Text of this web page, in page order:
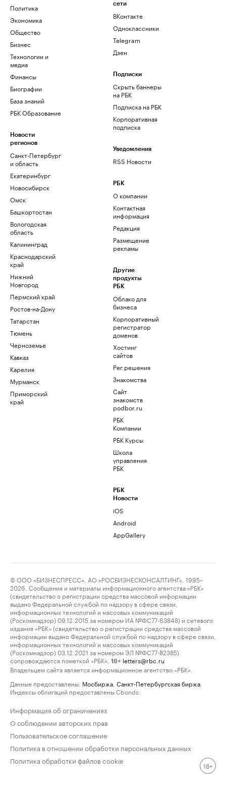
Политика
Экономика
Общество
Бизнес
Технологии и
медиа
Финансы
Биографии
База знаний
РБК Образование
Новости
регионов
Санкт-Петербург
и область
Екатеринбург
Новосибирск
Омск
Башкортостан
Вологодская
область
Калининград
Краснодарский
край
Нижний
Новгород
Пермский край
Ростов-на-Дону
Татарстан
Тюмень
Черноземье
Кавказ
Карелия
Мурманск
Приморский
край
сети
ВКонтакте
Одноклассники
Telegram
Дзен
Подписки
Скрыть баннеры
на РБК
Подписка на РБК
Корпоративная
подписка
Уведомления
RSS Новости
РБК
О компании
Контактная
информация
Редакция
Размещение
рекламы
Другие
продукты
РБК
Облако для
бизнеса
Корпоративный
регистратор
доменов
Хостинг
сайтов
Рег.решения
Знакомства
Сайт
знакомств
podbor.ru
РБК
Компании
РБК Курсы
Школа
управления
РБК
РБК
Новости
iOS
Android
AppGallery
© ООО «БИЗНЕСПРЕСС», АО «РОСБИЗНЕСКОНСАЛТИНГ», 1995–
2026. Сообщения и материалы информационного агентства «РБК»
(свидетельство о регистрации средства массовой информации
выдано Федеральной службой по надзору в сфере связи,
информационных технологий и массовых коммуникаций
(Роскомнадзор) 09.12.2015 за номером ИА №ФС77-63848) и сетевого
издания «РБК» (свидетельство о регистрации средства массовой
информации выдано Федеральной службой по надзору в сфере связи,
информационных технологий и массовых коммуникаций
(Роскомнадзор) 03.12.2021 за номером ЭЛ №ФС77-82385)
сопровождаются пометкой «РБК».
18+ letters@rbc.ru
Владельцем сайта является информационное агентство «РБК».
Данные предоставлены: Мосбиржа Санкт-Петербургская биржа
Индексы облигаций предоставлены Cbonds.
Информация об ограничениях
О соблюдении авторских прав
Пользовательское соглашение
Политика в отношении обработки персональных данных
Политика обработки файлов cookie
18+